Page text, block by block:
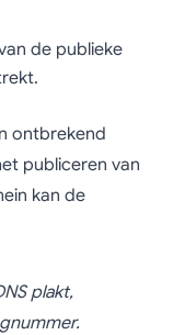
de publieke
ontbrekend
publiceren van
kan de
plakt,